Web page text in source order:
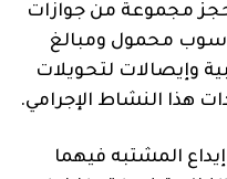
حجز مجموعة من جوازات
محمول ومبالغ
وإيصالات لتحويلات
هذا النشاط الإجرامي.
المشتبه فيهما